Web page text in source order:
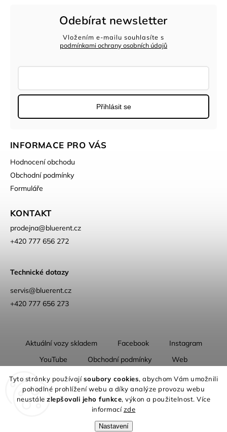
Tyto stránky používajísoubory cookies, abychom Vám umožnili
pohodlné prohlížení webu a díky analýze provozu webu
neustálezlepšovali jeho funkce, výkon a použitelnost. Více
informacízde
Nastavení
Odebírat newsletter
Vložením e-mailu souhlasíte s
podmínkami ochrany osobních údajů
Přihlásit se
INFORMACE PRO VÁS
Hodnocení obchodu
Obchodní podmínky
Formuláře
KONTAKT
prodejna@bluerent.cz
+420 777 656 272
Technické dotazy
servis@bluerent.cz
+420 777 656 273
Aktuální vozy skladem Facebook
Instagram
YouTube
Obchodní podmínky
Web
O nás